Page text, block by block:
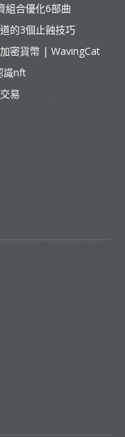
組合優化6部曲
的3個止蝕技巧
加密貨幣 | WavingCat
識nft
易